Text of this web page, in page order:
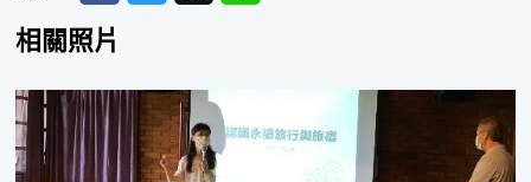
相關照片